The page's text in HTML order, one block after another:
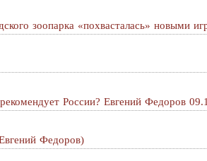
зоопарка «похвасталась» новыми
России? Евгений Федоров
Федоров)